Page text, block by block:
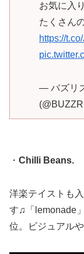
お気に入
たくさん
https://
— バズリ
・ Chilli Beans.
洋楽テイストも
す♫「lemonade
位。ビジュアル